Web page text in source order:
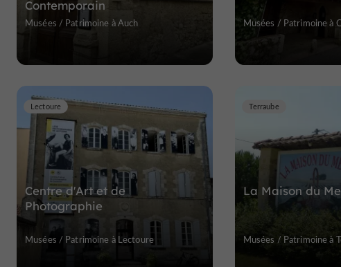
Contemporain
Musées / Patrimoine à Auch Musées / Patrimoine à
Centre d'Art et de
Photographie
Lectoure
Musées / Patrimoine à Lectoure
La Maison du
Terraube
Musées / Patrimoine à